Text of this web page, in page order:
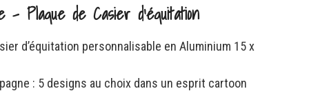
– Plaque de Casier d’équitation
d’équitation personnalisable en Aluminium 15 x
: 5 designs au choix dans un esprit cartoon